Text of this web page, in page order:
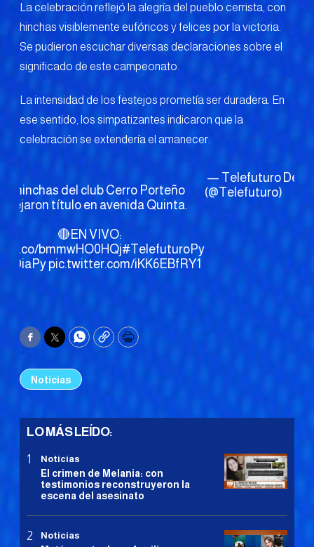
La celebración reflejó la alegría del pueblo cerrista, con
hinchas visiblemente eufóricos y felices por la victoria.
Se pudieron escuchar diversas declaraciones sobre el
significado de este campeonato.
La intensidad de los festejos prometía ser duradera. En
ese sentido, los simpatizantes indicaron que la
celebración se extendería el amanecer.
hinchas del club Cerro Porteño
título en avenida Quinta.
🔴EN VIVO:
t.co/bmmwHO0HQj#TelefuturoPy
pic.twitter.com/iKK6EBfRY1
— Telefuturo
(@Telefuturo)
Facebook
TwitterWhatsApp
CopyPrint
Noticias
LO MÁS LEÍDO:
Noticias
El crimen de Melania: con
testimonios reconstruyeron la
escena del asesinato
Noticias